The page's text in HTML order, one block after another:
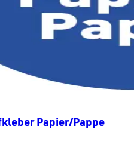
Papier/Pappe